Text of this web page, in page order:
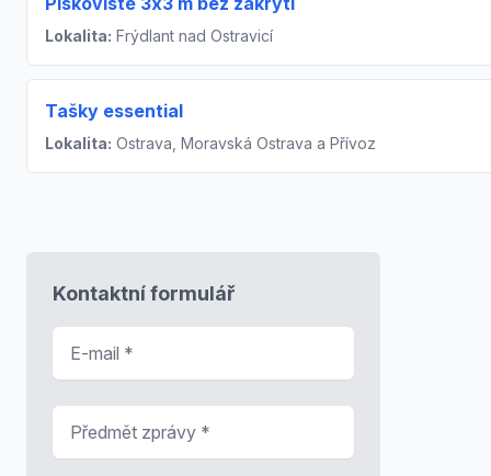
Lokalita: Frýdlant nad Ostravicí
Tašky essential
Lokalita: Ostrava, Moravská Ostrava a Přívoz
Kontaktní formulář